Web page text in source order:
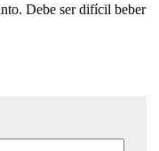
Debe ser difícil beber